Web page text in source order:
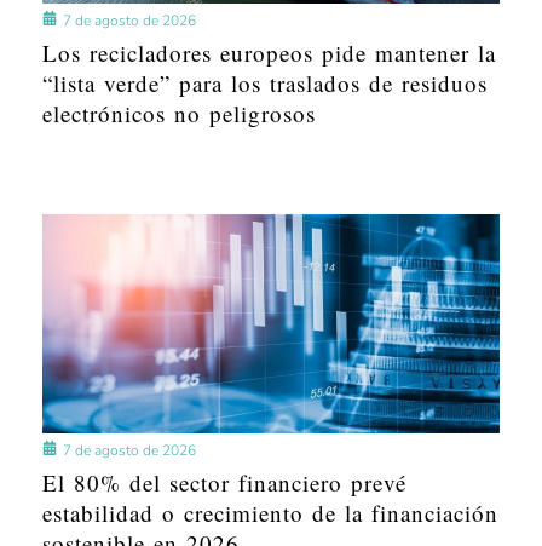
7 de agosto de 2026
Los recicladores europeos pide mantener la
“lista verde” para los traslados de residuos
electrónicos no peligrosos
7 de agosto de 2026
El 80% del sector financiero prevé
estabilidad o crecimiento de la financiación